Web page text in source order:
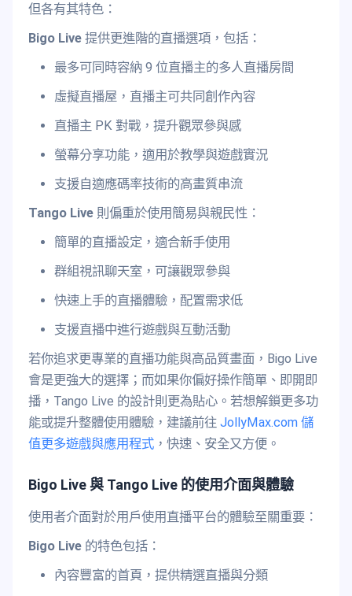
但各有其特色：
Bigo Live 提供更進階的直播選項，包括：
最多可同時容納 9 位直播主的多人直播房間
虛擬直播屋，直播主可共同創作內容
直播主 PK 對戰，提升觀眾參與感
螢幕分享功能，適用於教學與遊戲實況
支援自適應碼率技術的高畫質串流
Tango Live 則偏重於使用簡易與親民性：
簡單的直播設定，適合新手使用
群組視訊聊天室，可讓觀眾參與
快速上手的直播體驗，配置需求低
支援直播中進行遊戲與互動活動
若你追求更專業的直播功能與高品質畫面，Bigo Live
會是更強大的選擇；而如果你偏好操作簡單、即開即
播，Tango Live 的設計則更為貼心。若想解鎖更多功
能或提升整體使用體驗，建議前往 JollyMax.com 儲
值更多遊戲與應用程式 ，快速、安全又方便。
Bigo Live 與 Tango Live 的使用介面與體驗
使用者介面對於用戶使用直播平台的體驗至關重要：
Bigo Live 的特色包括：
內容豐富的首頁，提供精選直播與分類